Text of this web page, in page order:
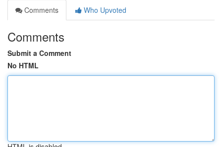
Comments
Who Upvoted
Comments
Submit a Comment
No HTML